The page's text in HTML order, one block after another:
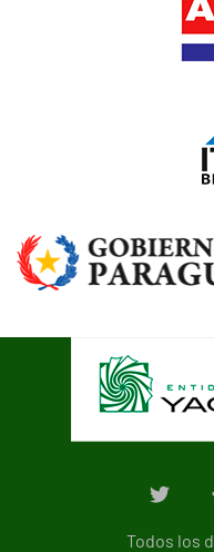
Todos los